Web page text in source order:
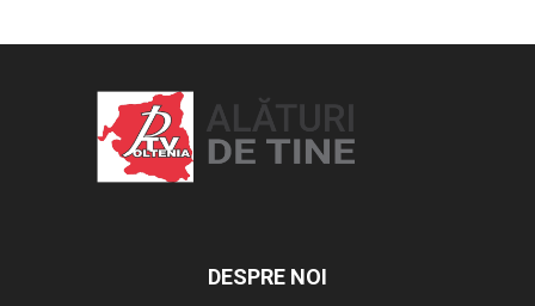
DESPRE NOI